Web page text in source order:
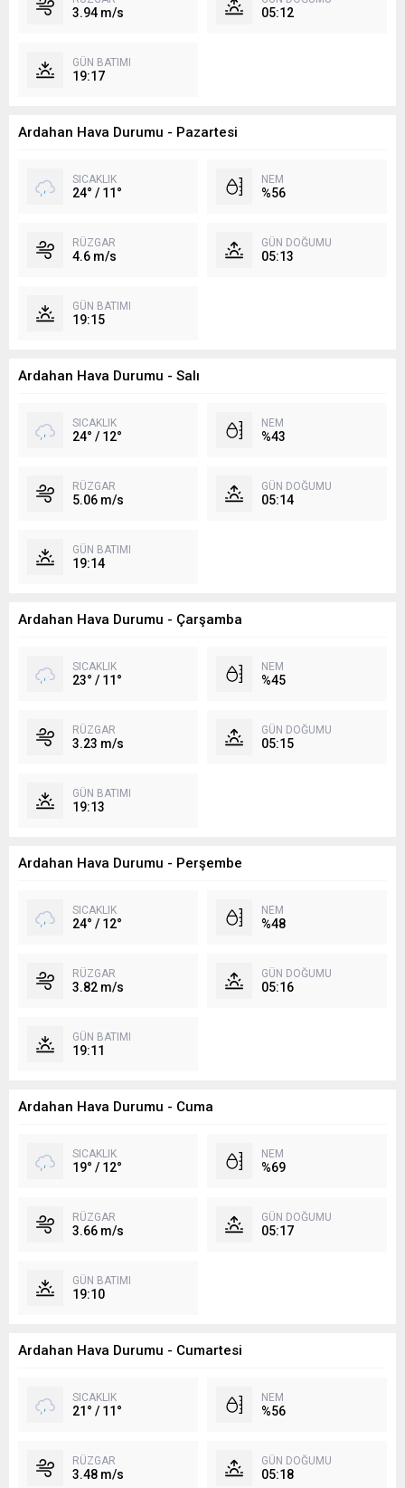
3.94 m/s 05:12
GÜN BATIMI
19:17
Ardahan Hava Durumu - Pazartesi
SICAKLIK
24° / 11°
NEM
%56
RÜZGAR
4.6 m/s
GÜN DOĞUMU
05:13
GÜN BATIMI
19:15
Ardahan Hava Durumu - Salı
SICAKLIK
24° / 12°
NEM
%43
RÜZGAR
5.06 m/s
GÜN DOĞUMU
05:14
GÜN BATIMI
19:14
Ardahan Hava Durumu - Çarşamba
SICAKLIK
23° / 11°
NEM
%45
RÜZGAR
3.23 m/s
GÜN DOĞUMU
05:15
GÜN BATIMI
19:13
Ardahan Hava Durumu - Perşembe
SICAKLIK
24° / 12°
NEM
%48
RÜZGAR
3.82 m/s
GÜN DOĞUMU
05:16
GÜN BATIMI
19:11
Ardahan Hava Durumu - Cuma
SICAKLIK
19° / 12°
NEM
%69
RÜZGAR
3.66 m/s
GÜN DOĞUMU
05:17
GÜN BATIMI
19:10
Ardahan Hava Durumu - Cumartesi
SICAKLIK
21° / 11°
NEM
%56
RÜZGAR
3.48 m/s
GÜN DOĞUMU
05:18